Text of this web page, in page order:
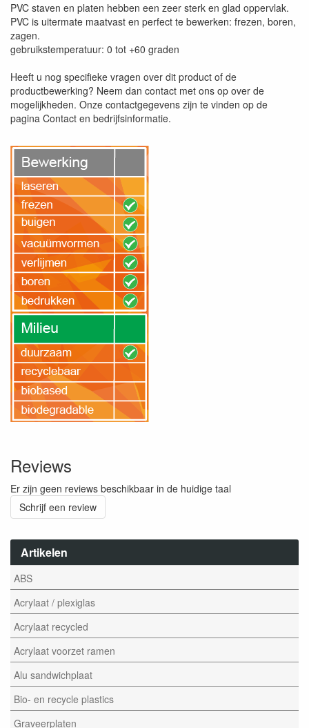
Artikelen
ABS
Acrylaat / plexiglas
Acrylaat recycled
Acrylaat voorzet ramen
Alu sandwichplaat
Bio- en recycle plastics
Graveerplaten
PVC staven en platen hebben een zeer sterk en glad oppervlak.
PVC is uitermate maatvast en perfect te bewerken: frezen, boren,
zagen.
gebruikstemperatuur: 0 tot +60 graden
Heeft u nog specifieke vragen over dit product of de
productbewerking? Neem dan contact met ons op over de
mogelijkheden. Onze contactgegevens zijn te vinden op de
pagina Contact en bedrijfsinformatie.
Reviews
Er zijn geen reviews beschikbaar in de huidige taal
Schrijf een review